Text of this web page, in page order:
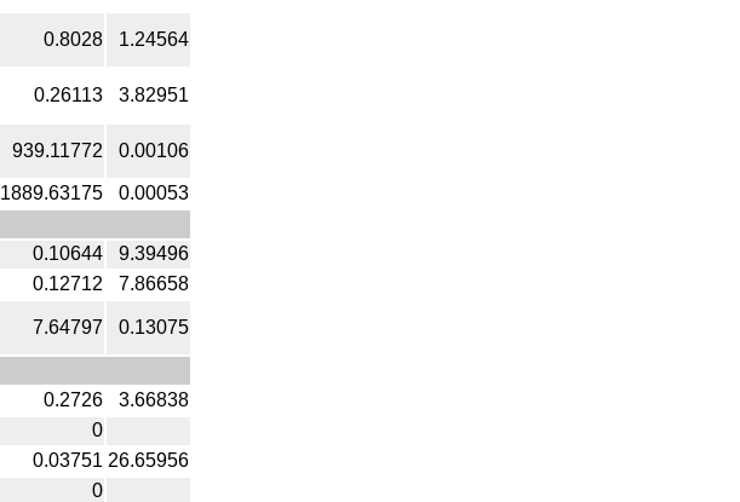
0.8028 1.24564
0.26113 3.82951
939.11772 0.00106
1889.63175
0.00053
0.10644
9.39496
0.12712 7.86658
7.64797 0.13075
0.2726
3.66838
0
0.03751 26.65956
0